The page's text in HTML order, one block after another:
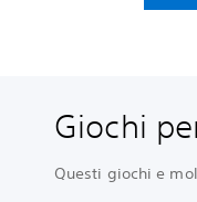
Giochi
Questi giochi e